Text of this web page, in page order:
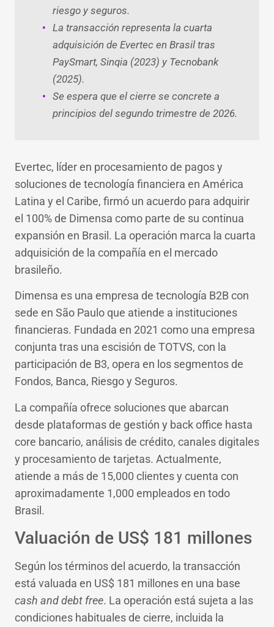
riesgo y seguros.
La transacción representa la cuarta
adquisición de Evertec en Brasil tras
PaySmart, Sinqia (2023) y Tecnobank
(2025).
Se espera que el cierre se concrete a
principios del segundo trimestre de 2026.
Evertec, líder en procesamiento de pagos y
soluciones de tecnología financiera en América
Latina y el Caribe, firmó un acuerdo para adquirir
el 100% de Dimensa como parte de su continua
expansión en Brasil. La operación marca la cuarta
adquisición de la compañía en el mercado
brasileño.
Dimensa es una empresa de tecnología B2B con
sede en São Paulo que atiende a instituciones
financieras. Fundada en 2021 como una empresa
conjunta tras una escisión de TOTVS, con la
participación de B3, opera en los segmentos de
Fondos, Banca, Riesgo y Seguros.
La compañía ofrece soluciones que abarcan
desde plataformas de gestión y back office hasta
core bancario, análisis de crédito, canales digitales
y procesamiento de tarjetas. Actualmente,
atiende a más de 15,000 clientes y cuenta con
aproximadamente 1,000 empleados en todo
Brasil.
Valuación de US$ 181 millones
Según los términos del acuerdo, la transacción
está valuada en US$ 181 millones en una base
cash and debt free. La operación está sujeta a las
condiciones habituales de cierre, incluida la